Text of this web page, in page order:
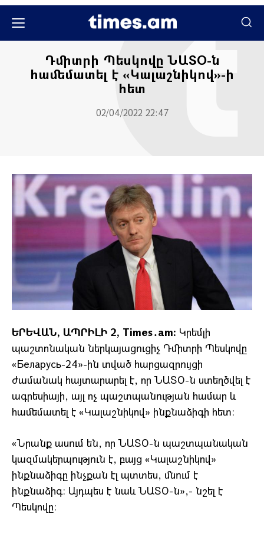
Դմիտրի Պեսկովը ՆԱՏՕ-ն
համեմատել է «Կալաշնիկով»-ի
հետ
02/04/2022 22:47
ԵՐԵՎԱՆ, ԱՊՐԻԼԻ 2, Times․am: Կրեմլի
պաշտոնական ներկայացուցիչ Դմիտրի Պեսկովը
«Беларусь-24»-ին տված հարցազրույցի
ժամանակ հայտարարել է, որ ՆԱՏՕ-ն ստեղծվել է
ագրեսիայի, այլ ոչ պաշտպանության համար և
համեմատել է «Կալաշնիկով» ինքնաձիգի հետ։
«Նրանք ասում են, որ ՆԱՏՕ-ն պաշտպանական
կազմակերպություն է, բայց «Կալաշնիկով»
ինքնաձիգը ինչքան էլ պտտես, մնում է
ինքնաձիգ։ Այդպես է նաև ՆԱՏՕ-ն»,- նշել է
Պեսկովը։